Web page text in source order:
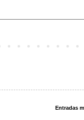
Entradas